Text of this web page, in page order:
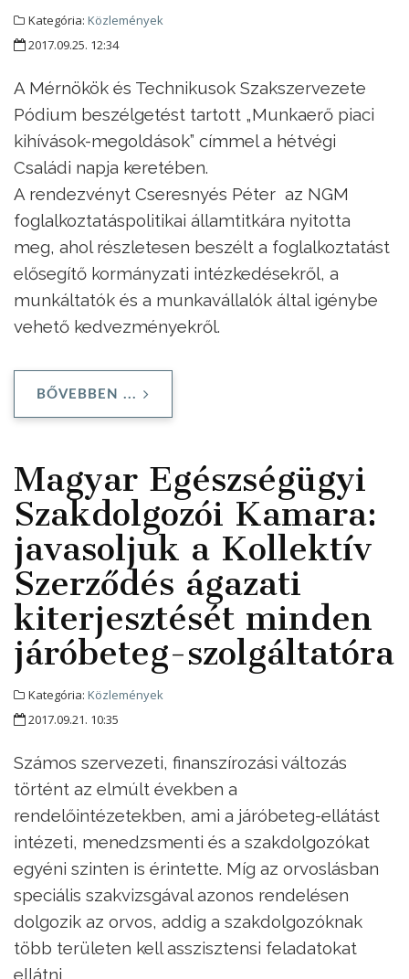
Kategória: Közlemények
2017.09.25. 12:34
A Mérnökök és Technikusok Szakszervezete
Pódium beszélgetést tartott „Munkaerő piaci
kihívások-megoldások” címmel a hétvégi
Családi napja keretében.
A rendezvényt Cseresnyés Péter az NGM
foglalkoztatáspolitikai államtitkára nyitotta
meg, ahol részletesen beszélt a foglalkoztatást
elősegítő kormányzati intézkedésekről, a
munkáltatók és a munkavállalók által igénybe
vehető kedvezményekről.
BŐVEBBEN ...
Magyar Egészségügyi
Szakdolgozói Kamara:
javasoljuk a Kollektív
Szerződés ágazati
kiterjesztését minden
járóbeteg-szolgáltatóra
Kategória: Közlemények
2017.09.21. 10:35
Számos szervezeti, finanszírozási változás
történt az elmúlt években a
rendelőintézetekben, ami a járóbeteg-ellátást
intézeti, menedzsmenti és a szakdolgozókat
egyéni szinten is érintette. Míg az orvoslásban
speciális szakvizsgával azonos rendelésen
dolgozik az orvos, addig a szakdolgozóknak
több területen kell asszisztensi feladatokat
ellátni.